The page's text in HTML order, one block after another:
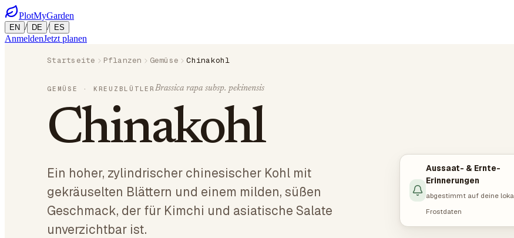
PlotMyGarden
EN / DE / ES
AnmeldenJetzt planen
Startseite Pflanzen Gemüse Chinakohl
GEMÜSE · KREUZBLÜTLER Brassica rapa subsp. pekinensis
Chinakohl
Ein hoher, zylindrischer chinesischer Kohl mit
gekräuselten Blättern und einem milden, süßen
Geschmack, der für Kimchi und asiatische Salate
unverzichtbar ist.
Aussaat- & Ernte-
Erinnerungen
abgestimmt auf deine
Frostdaten